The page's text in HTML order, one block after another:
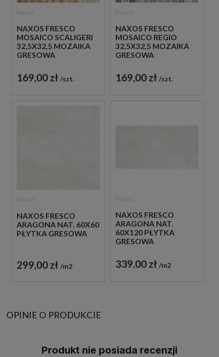
NAXOS FRESCO
MOSAICO SCALIGERI
32,5X32,5 MOZAIKA
GRESOWA
169,00 zł szt.
NAXOS FRESCO
MOSAICO REGIO
32,5X32,5 MOZAIKA
GRESOWA
169,00 zł szt.
NAXOS FRESCO
ARAGONA NAT. 60X60
PŁYTKA GRESOWA
299,00 zł m2
NAXOS FRESCO
ARAGONA NAT.
60X120 PŁYTKA
GRESOWA
339,00 zł m2
OPINIE O PRODUKCIE
Produkt nie posiada recenzji